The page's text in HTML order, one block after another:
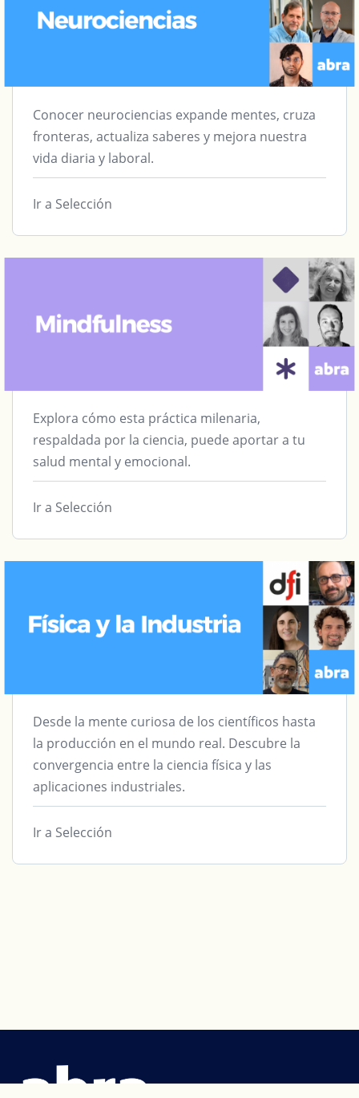
Conocer neurociencias expande mentes, cruza
fronteras, actualiza saberes y mejora nuestra
vida diaria y laboral.
Ir a Selección
Explora cómo esta práctica milenaria,
respaldada por la ciencia, puede aportar a tu
salud mental y emocional.
Ir a Selección
Desde la mente curiosa de los científicos hasta
la producción en el mundo real. Descubre la
convergencia entre la ciencia física y las
aplicaciones industriales.
Ir a Selección